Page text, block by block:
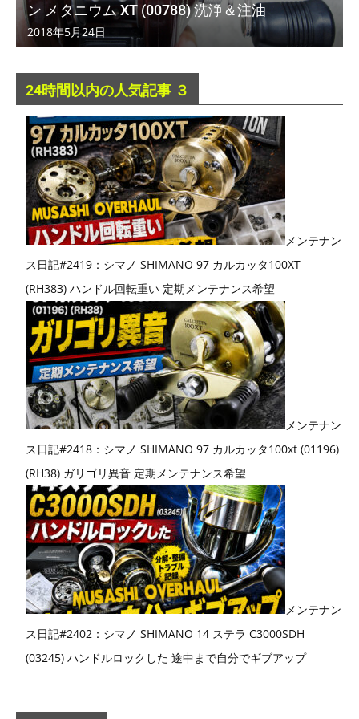
ン メタニウム XT (00788) 洗浄＆注油
2018年5月24日
24時間以内の人気記事 ３
メンテナン
ス日記#2419：シマノ SHIMANO 97 カルカッタ100XT
(RH383) ハンドル回転重い 定期メンテナンス希望
メンテナン
ス日記#2418：シマノ SHIMANO 97 カルカッタ100xt (01196)
(RH38) ガリゴリ異音 定期メンテナンス希望
メンテナン
ス日記#2402：シマノ SHIMANO 14 ステラ C3000SDH
(03245) ハンドルロックした 途中まで自分でギブアップ